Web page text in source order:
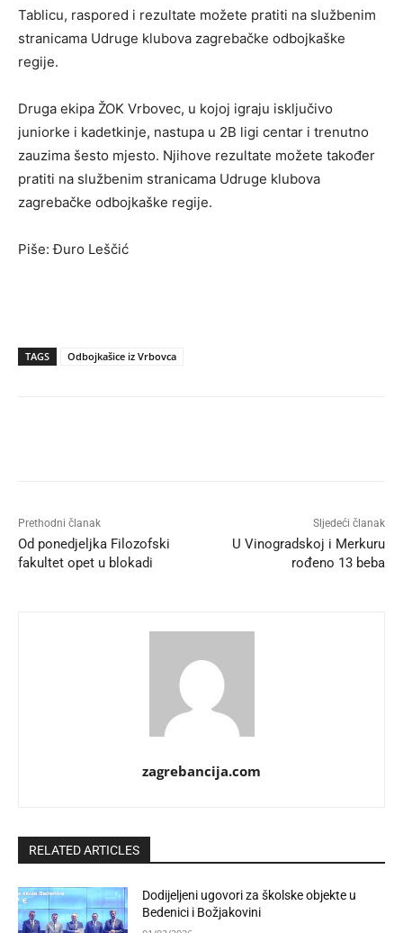
Tablicu, raspored i rezultate možete pratiti na službenim
stranicama Udruge klubova zagrebačke odbojkaške
regije.
Druga ekipa ŽOK Vrbovec, u kojoj igraju isključivo
juniorke i kadetkinje, nastupa u 2B ligi centar i trenutno
zauzima šesto mjesto. Njihove rezultate možete također
pratiti na službenim stranicama Udruge klubova
zagrebačke odbojkaške regije.
Piše: Đuro Leščić
TAGS Odbojkašice iz Vrbovca
Prethodni članak
Od ponedjeljka Filozofski
fakultet opet u blokadi
Sljedeći članak
U Vinogradskoj i Merkuru
rođeno 13 beba
zagrebancija.com
RELATED ARTICLES
Dodijeljeni ugovori za školske objekte u
Bedenici i Božjakovini